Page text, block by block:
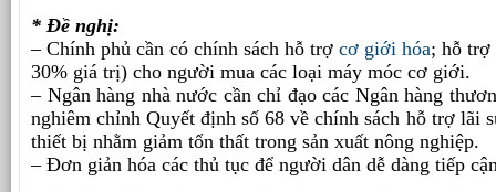
* Đề nghị:
– Chính phủ cần có chính sách hỗ trợ cơ giới hóa; hỗ trợ
30% giá trị) cho người mua các loại máy móc cơ giới.
– Ngân hàng nhà nước cần chỉ đạo các Ngân hàng
nghiêm chỉnh Quyết định số 68 về chính sách hỗ trợ lãi
thiết bị nhằm giảm tổn thất trong sản xuất nông nghiệp.
– Đơn giản hóa các thủ tục để người dân dễ dàng tiếp